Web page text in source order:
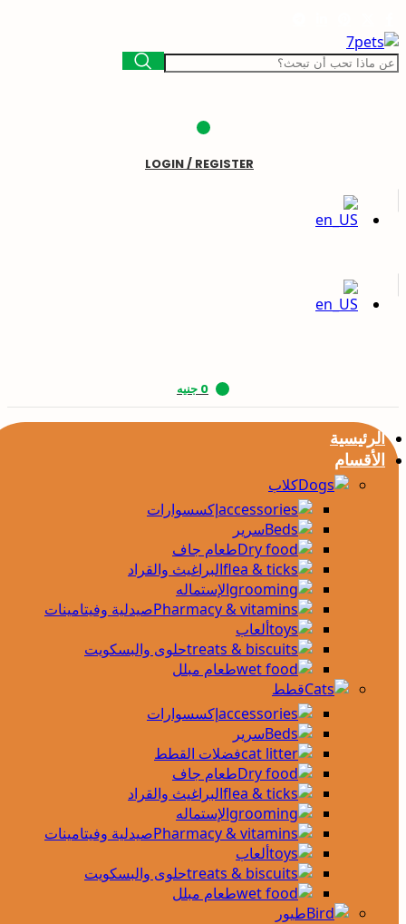
LOGIN / REGISTER
0 جنيه
الرئيسية
الأقسام
كلاب
إكسسوارات
سرير
طعام جاف
البراغيث والقراد
الإستماله
صيدلية وفيتامينات
ألعاب
حلوى والبسكويت
طعام مبلل
قطط
إكسسوارات
سرير
فضلات القطط
طعام جاف
البراغيث والقراد
الإستماله
صيدلية وفيتامينات
ألعاب
حلوى والبسكويت
طعام مبلل
طيور